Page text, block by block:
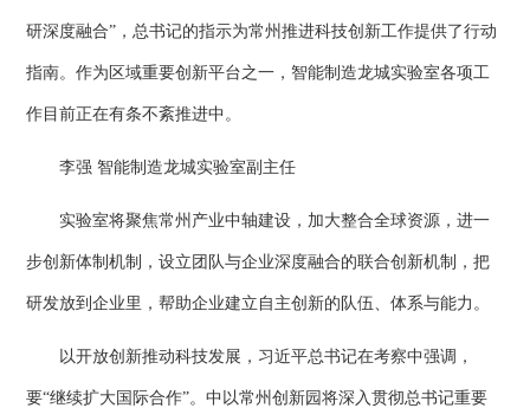
研深度融合”，总书记的指示为常州推进科技创新工作提供了行动
指南。作为区域重要创新平台之一，智能制造龙城实验室各项工
作目前正在有条不紊推进中。
李强 智能制造龙城实验室副主任
实验室将聚焦常州产业中轴建设，加大整合全球资源，进一
步创新体制机制，设立团队与企业深度融合的联合创新机制，把
研发放到企业里，帮助企业建立自主创新的队伍、体系与能力。
以开放创新推动科技发展，习近平总书记在考察中强调，
要“继续扩大国际合作”。中以常州创新园将深入贯彻总书记重要